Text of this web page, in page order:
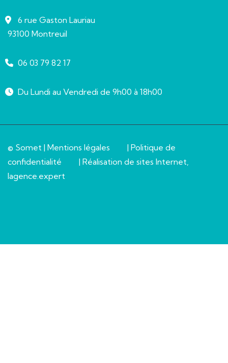
6 rue Gaston Lauriau
93100 Montreuil
06 03 79 82 17
Du Lundi au Vendredi de 9h00 à 18h00
© Somet | Mentions légales | Politique de
confidentialité
| Réalisation de sites Internet,
lagence.expert